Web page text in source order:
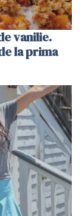
vanilie.
la prima